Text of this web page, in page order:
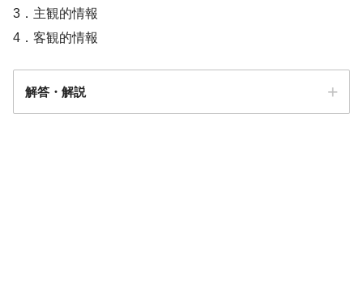
3．主観的情報
4．客観的情報
解答・解説